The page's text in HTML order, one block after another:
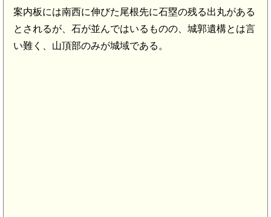
案内板には南西に伸びた尾根先に石塁の残る出丸がある
とされるが、石が並んではいるものの、城郭遺構とは言
い難く、山頂部のみが城域である。